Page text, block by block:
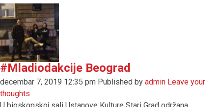
#Mladiodakcije Beograd
decembar 7, 2019 12:35 pm Published by admin Leave your
thoughts